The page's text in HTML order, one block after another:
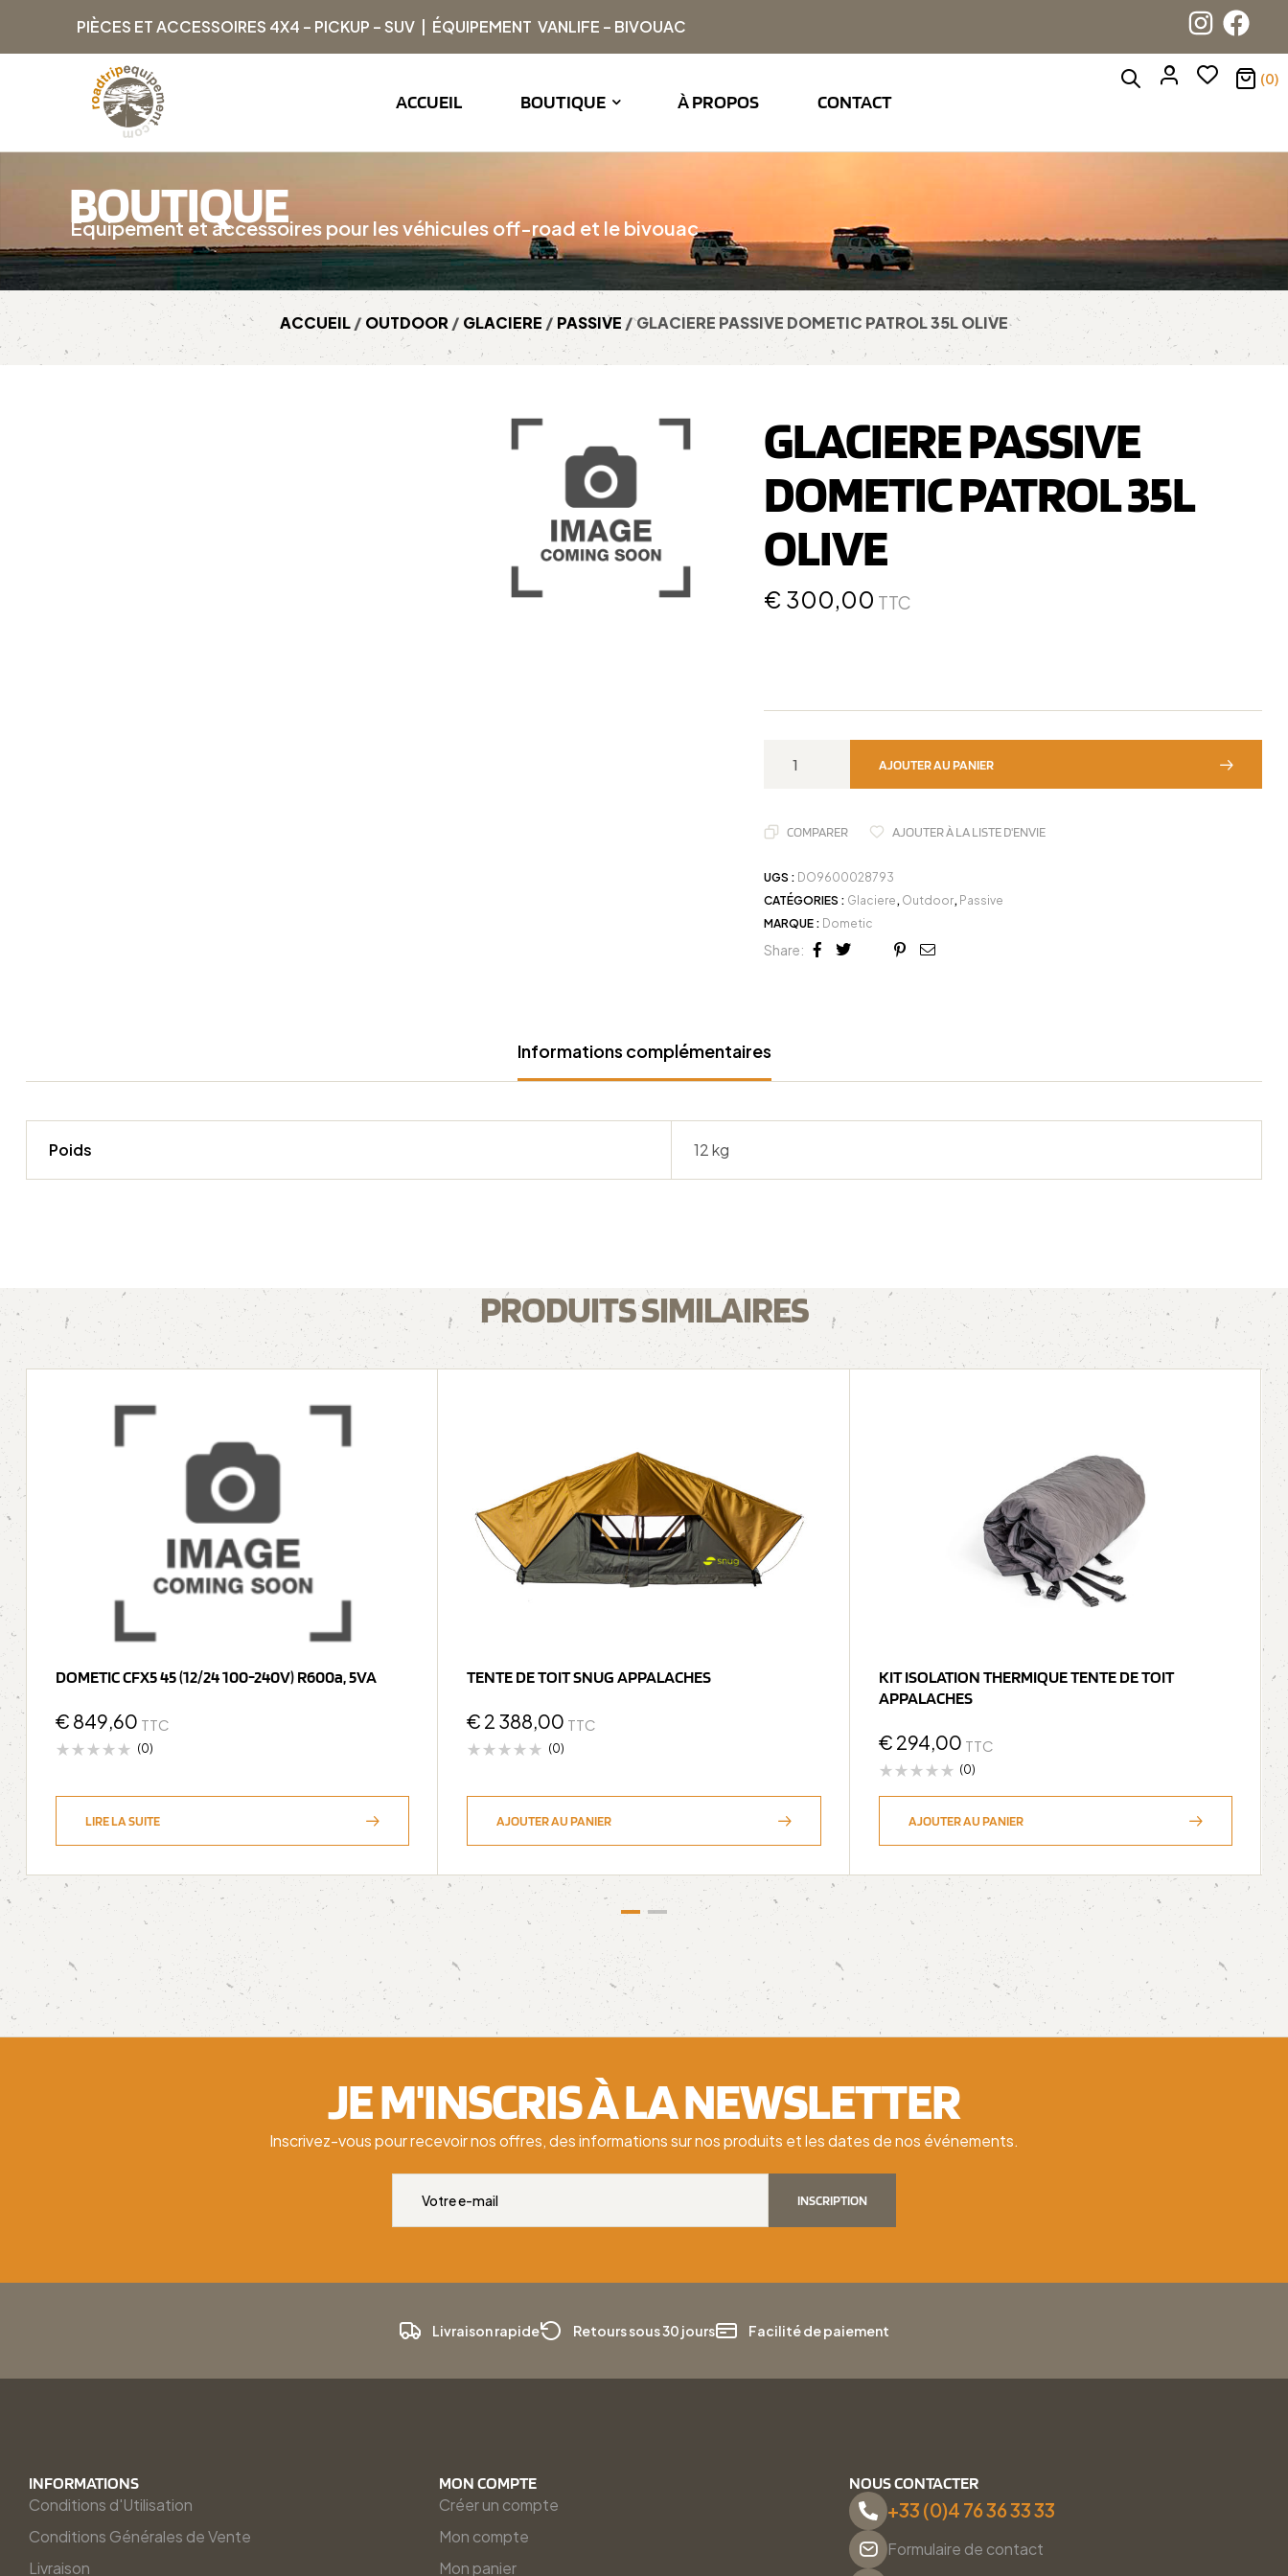
PIÈCES ET ACCESSOIRES 4X4 – PICKUP – SUV | ÉQUIPEMENT VANLIFE – BIVOUAC
ACCUEIL BOUTIQUE À PROPOS CONTACT
(0)
BOUTIQUE
Équipement et accessoires pour les véhicules off-road et le bivouac
ACCUEIL/OUTDOOR / GLACIERE /PASSIVE / GLACIERE PASSIVE DOMETIC PATROL 35L OLIVE
GLACIERE PASSIVE
DOMETIC PATROL 35L
OLIVE
€ 300,00 TTC
AJOUTER AU PANIER
COMPARER AJOUTER À LA LISTE D'ENVIE
UGS : DO9600028793
CATÉGORIES : Glaciere, Outdoor, Passive
MARQUE : Dometic
Share:
Facebook
TwitterLinkedin
Google+
Pinterest
Email
Informations complémentaires
Poids 12 kg
PRODUITS SIMILAIRES
DOMETIC CFX5 45 (12/24 100-240V) R600a, 5VA
€ 849,60 TTC
(0)
LIRE LA SUITE
TENTE DE TOIT SNUG APPALACHES
€ 2 388,00 TTC
(0)
AJOUTER AU PANIER
KIT ISOLATION THERMIQUE TENTE DE TOIT
APPALACHES
€ 294,00 TTC
(0)
AJOUTER AU PANIER
JE M'INSCRIS À LA NEWSLETTER
Inscrivez-vous pour recevoir nos offres, des informations sur nos produits et les dates de nos événements.
INSCRIPTION
Livraison rapide Retours sous 30 jours Facilité de paiement
INFORMATIONS
Conditions d'Utilisation
Conditions Générales de Vente
Livraison
MON COMPTE
Créer un compte
Mon compte
Mon panier
NOUS CONTACTER
+33 (0)4 76 36 33 33
Formulaire de contact